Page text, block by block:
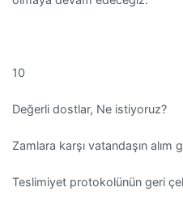
10
Değerli dostlar, Ne istiyoruz?
Zamlara karşı vatandaşın alım
Teslimiyet protokolünün geri